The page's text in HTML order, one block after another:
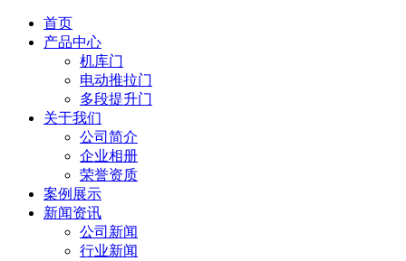
首页
产品中心
机库门
电动推拉门
多段提升门
关于我们
公司简介
企业相册
荣誉资质
案例展示
新闻资讯
公司新闻
行业新闻